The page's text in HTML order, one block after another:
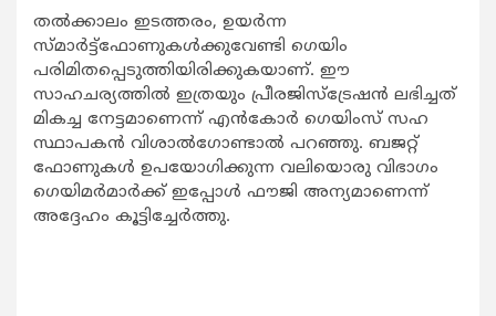
തല്‍ക്കാലം ഇടത്തരം, ഉയര്‍ന്ന
സ്മാര്‍ട്ട്‌ഫോണുകള്‍ക്കുവേണ്ടി ഗെയിം
പരിമിതപ്പെടുത്തിയിരിക്കുകയാണ്. ഈ
സാഹചര്യത്തില്‍ ഇത്രയും പ്രീരജിസ്‌ട്രേഷന്‍ ലഭിച്ചത്
മികച്ച നേട്ടമാണെന്ന് എന്‍കോര്‍ ഗെയിംസ് സഹ
സ്ഥാപകന്‍ വിശാല്‍ഗോണ്ടാല്‍ പറഞ്ഞു. ബജറ്റ്
ഫോണുകള്‍ ഉപയോഗിക്കുന്ന വലിയൊരു വിഭാഗം
ഗെയിമര്‍മാര്‍ക്ക് ഇപ്പോള്‍ ഫൗജി അന്യമാണെന്ന്
അദ്ദേഹം കൂട്ടിച്ചേര്‍ത്തു.